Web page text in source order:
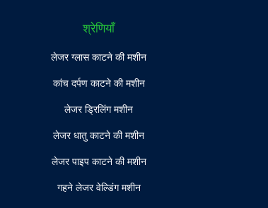
श्रेणियाँ
लेजर ग्लास काटने की मशीन
कांच दर्पण काटने की मशीन
लेजर ड्रिलिंग मशीन
लेजर धातु काटने की मशीन
लेजर पाइप काटने की मशीन
गहने लेजर वेल्डिंग मशीन